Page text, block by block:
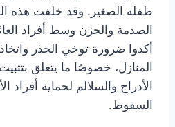
طفله الصغير. وقد خلفت هذه
الصدمة والحزن وسط أفراد
أكدوا ضرورة توخي الحذر
المنازل، خصوصًا ما يتعلق
الأدراج والسلالم لحماية أفراد
السقوط.